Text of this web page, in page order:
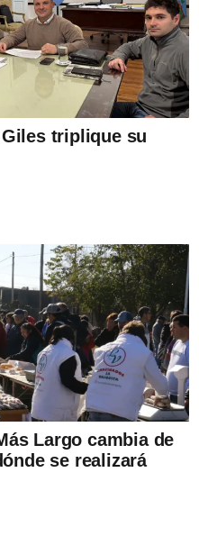
triplique su
Largo cambia de
se realizará